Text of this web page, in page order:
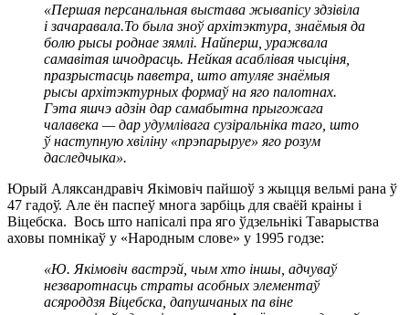
«Першая персанальная выстава жывапісу здзівіла
і зачаравала.То была зноў архітэктура, знаёмыя да
болю рысы роднае зямлі. Найперш, уражвала
самавітая шчодрасць. Нейкая асаблівая чысціня,
празрыстасць паветра, што атуляе знаёмыя
рысы архітэктурных формаў на яго палотнах.
Гэта яшчэ адзін дар самабытна прыгожага
чалавека — дар удумлівага сузіральніка таго, што
ў наступную хвіліну «прэпарыруе» яго розум
даследчыка».
Юрый Аляксандравіч Якімовіч пайшоў з жыцця вельмі рана ў
47 гадоў. Але ён паспеў многа зарбіць для сваёй краіны і
Віцебска. Вось што напісалі пра яго ўдзельнікі Таварыства
аховы помнікаў у «Народным слове» у 1995 годзе:
«Ю. Якімовіч вастрэй, чым хто іншы, адчуваў
незваротнасць страты асобных элементаў
асяроддзя Віцебска, дапушчаных па віне